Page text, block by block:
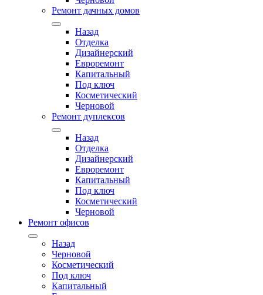
Ремонт дачных домов
Назад
Отделка
Дизайнерский
Евроремонт
Капитальный
Под ключ
Косметический
Черновой
Ремонт дуплексов
Назад
Отделка
Дизайнерский
Евроремонт
Капитальный
Под ключ
Косметический
Черновой
Ремонт офисов
Назад
Черновой
Косметический
Под ключ
Капитальный